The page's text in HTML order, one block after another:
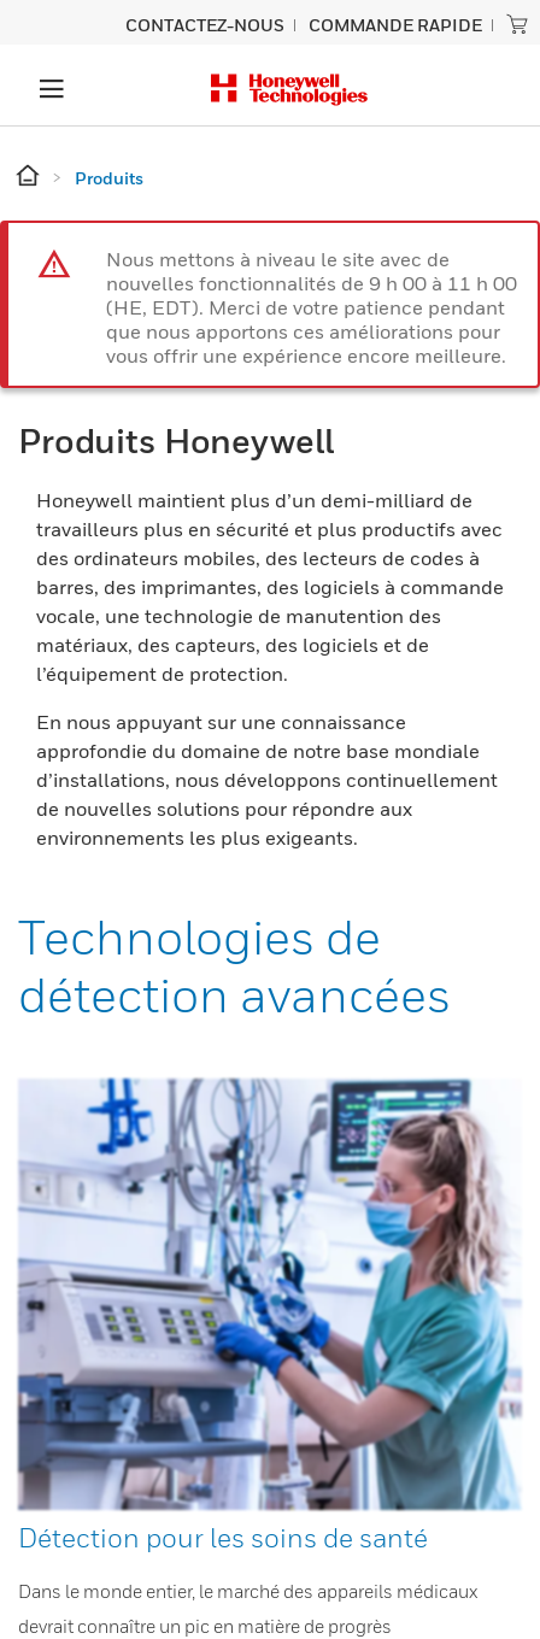
CONTACTEZ-NOUS COMMANDE RAPIDE
Produits
Nous mettons à niveau le site avec de
nouvelles fonctionnalités de 9 h 00 à 11 h 00
(HE, EDT). Merci de votre patience pendant
que nous apportons ces améliorations pour
vous offrir une expérience encore meilleure.
Produits Honeywell
Honeywell maintient plus d’un demi-milliard de
travailleurs plus en sécurité et plus productifs avec
des ordinateurs mobiles, des lecteurs de codes à
barres, des imprimantes, des logiciels à commande
vocale, une technologie de manutention des
matériaux, des capteurs, des logiciels et de
l’équipement de protection.
En nous appuyant sur une connaissance
approfondie du domaine de notre base mondiale
d’installations, nous développons continuellement
de nouvelles solutions pour répondre aux
environnements les plus exigeants.
Technologies de
détection avancées
Détection pour les soins de santé
Dans le monde entier, le marché des appareils médicaux
devrait connaître un pic en matière de progrès